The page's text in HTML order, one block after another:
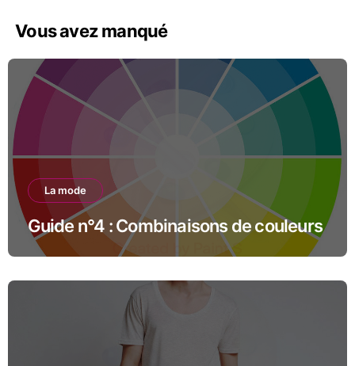
Vous avez manqué
La mode
Guide n°4 : Combinaisons de couleurs